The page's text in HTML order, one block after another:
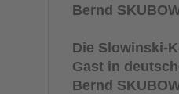
Bernd
Die Slowinski-
Gast in
Bernd